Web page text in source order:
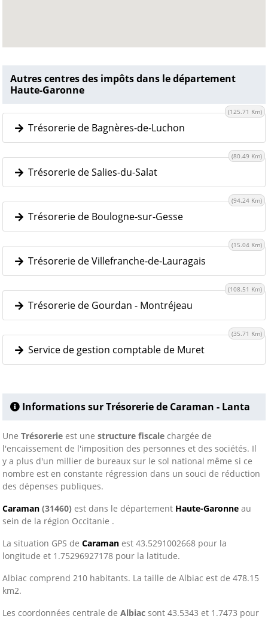
Autres centres des impôts dans le département
Haute-Garonne
Trésorerie de Bagnères-de-Luchon
(125.71 Km)
Trésorerie de Salies-du-Salat
(80.49 Km)
Trésorerie de Boulogne-sur-Gesse
(94.24 Km)
Trésorerie de Villefranche-de-Lauragais
(15.04 Km)
Trésorerie de Gourdan - Montréjeau
(108.51 Km)
Service de gestion comptable de Muret
(35.71 Km)
Informations sur Trésorerie de Caraman - Lanta
Une Trésorerie est une structure fiscale chargée de
l'encaissement de l'imposition des personnes et des sociétés. Il
y a plus d'un millier de bureaux sur le sol national même si ce
nombre est en constante régression dans un souci de réduction
des dépenses publiques.
Caraman (31460) est dans le département Haute-Garonne au
sein de la région Occitanie .
La situation GPS de Caraman est 43.5291002668 pour la
longitude et 1.75296927178 pour la latitude.
Albiac comprend 210 habitants. La taille de Albiac est de 478.15
km2.
Les coordonnées centrale de Albiac sont 43.5343 et 1.7473 pour